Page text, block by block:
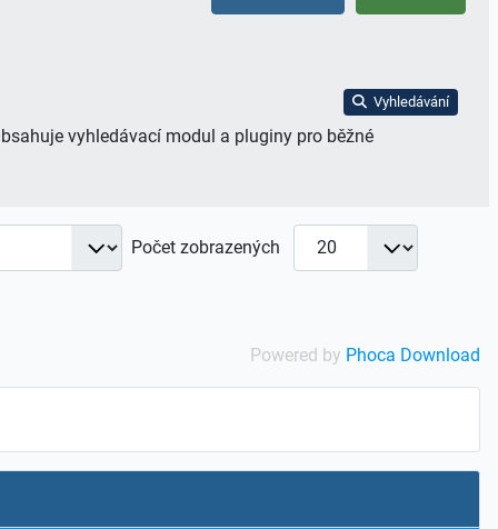
Vyhledávání
vyhledávací modul a pluginy pro běžné
Počet zobrazených
Powered by Phoca Download